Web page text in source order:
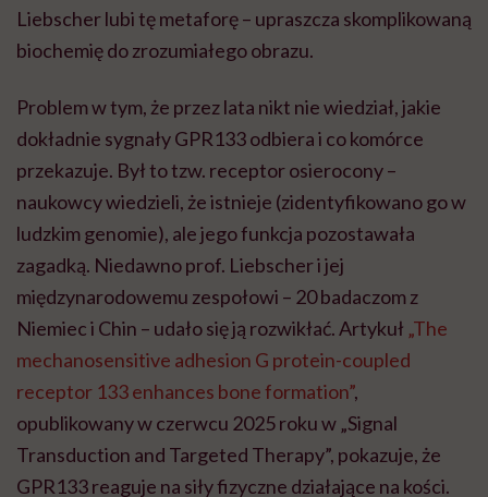
Liebscher lubi tę metaforę – upraszcza skomplikowaną
biochemię do zrozumiałego obrazu.
Problem w tym, że przez lata nikt nie wiedział, jakie
dokładnie sygnały GPR133 odbiera i co komórce
przekazuje. Był to tzw. receptor osierocony –
naukowcy wiedzieli, że istnieje (zidentyfikowano go w
ludzkim genomie), ale jego funkcja pozostawała
zagadką. Niedawno prof. Liebscher i jej
międzynarodowemu zespołowi – 20 badaczom z
Niemiec i Chin – udało się ją rozwikłać. Artykuł „The
mechanosensitive adhesion G protein-coupled
receptor 133 enhances bone formation”,
opublikowany w czerwcu 2025 roku w „Signal
Transduction and Targeted Therapy”, pokazuje, że
GPR133 reaguje na siły fizyczne działające na kości.